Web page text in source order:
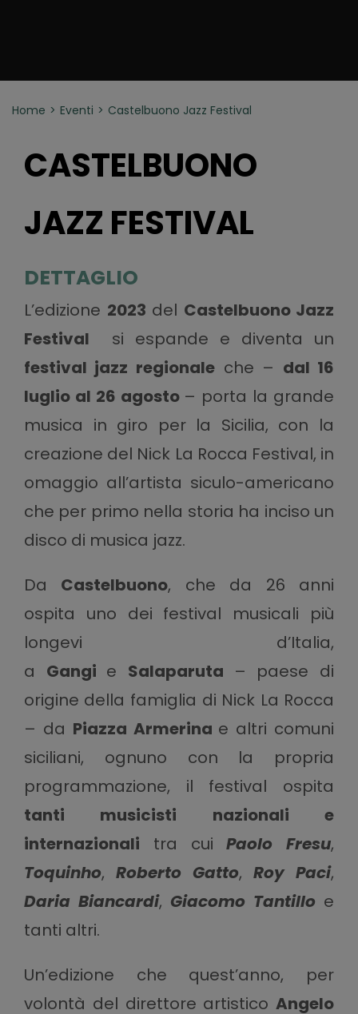
Home Eventi Castelbuono Jazz Festival
CASTELBUONO
JAZZ FESTIVAL
DETTAGLIO
L’edizione 2023 del Castelbuono Jazz
Festival si espande e diventa un
festival jazz regionale che – dal 16
luglio al 26 agosto – porta la grande
musica in giro per la Sicilia, con la
creazione del Nick La Rocca Festival, in
omaggio all’artista siculo-americano
che per primo nella storia ha inciso un
disco di musica jazz.
Da Castelbuono, che da 26 anni
ospita uno dei festival musicali più
longevi d’Italia,
a Gangi e Salaparuta – paese di
origine della famiglia di Nick La Rocca
– da Piazza Armerina e altri comuni
siciliani, ognuno con la propria
programmazione, il festival ospita
tanti musicisti nazionali e
internazionali tra cuiPaolo Fresu,
Toquinho, Roberto Gatto,Roy Paci,
Daria Biancardi, Giacomo Tantillo e
tanti altri.
Un’edizione che quest’anno, per
volontà del direttore artisticoAngelo